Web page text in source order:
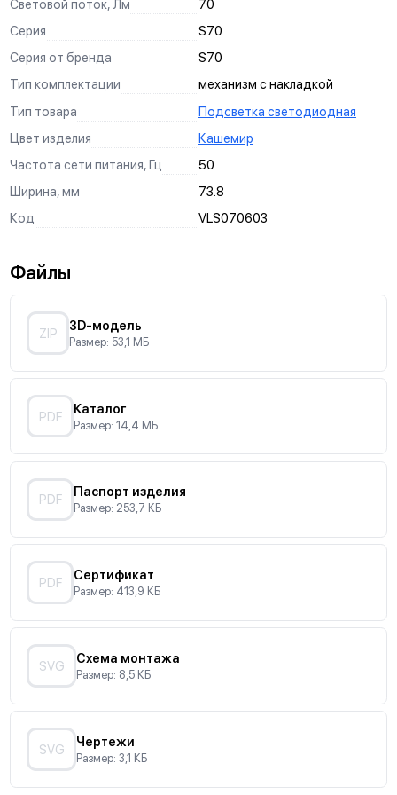
Световой поток, Лм
70
Серия
S70
Серия от бренда
S70
Тип комплектации
механизм с накладкой
Тип товара
Подсветка светодиодная
Цвет изделия
Кашемир
Частота сети питания, Гц
50
Ширина, мм
73.8
Код
VLS070603
Файлы
ZIP
3D-модель
Размер: 53,1 МБ
PDF
Каталог
Размер: 14,4 МБ
PDF
Паспорт изделия
Размер: 253,7 КБ
PDF
Сертификат
Размер: 413,9 КБ
SVG
Схема монтажа
Размер: 8,5 КБ
SVG
Чертежи
Размер: 3,1 КБ